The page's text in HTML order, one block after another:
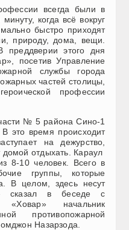
всегда были в
когда всё вокруг
быстро приходят
природу, дома, вещи.
преддверии этого дня
посетив Управление
службы города
частей столицы,
профессии
№ 5 района Сино-1
это время происходит
на дежурство,
домой отдыхать. Караул
8-10 человек. Всего в
группы, которые
В целом, здесь несут
сказал в беседе с
«Ховар» начальник
противопожарной
Назарзода.